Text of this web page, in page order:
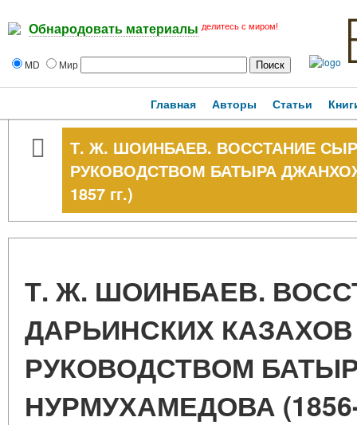
Обнародовать материалы делитесь с миром!
MD Мир
Главная Авторы Статьи
Т. Ж. ШОИНБАЕВ. ВОССТАНИЕ
РУКОВОДСТВОМ БАТЫРА
1857 гг.)
Т. Ж. ШОИНБАЕВ.
ДАРЬИНСКИХ
РУКОВОДСТВОМ
НУРМУХАМЕДОВА (1856-